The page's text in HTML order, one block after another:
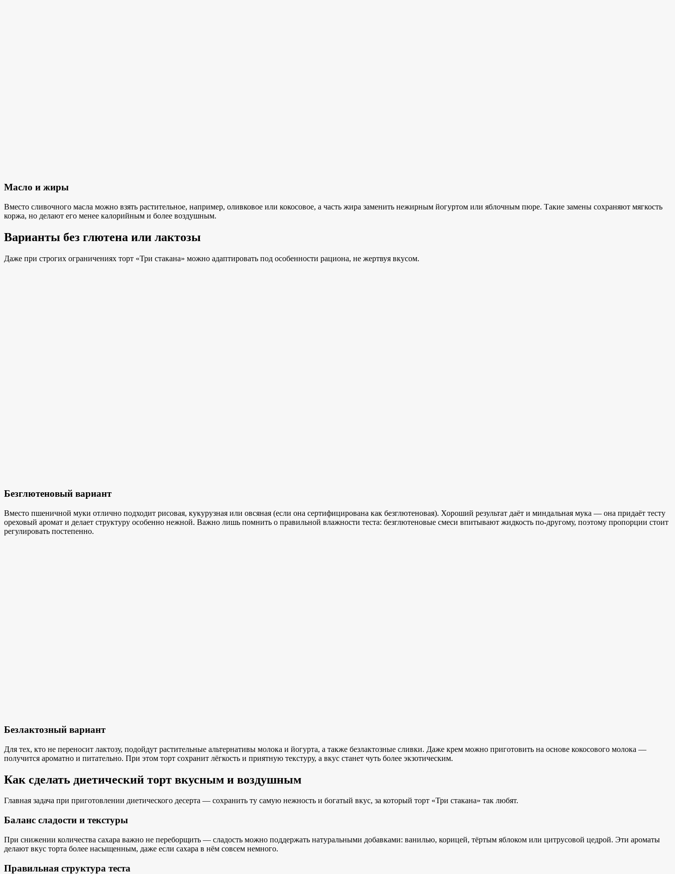
Масло и жиры
Вместо сливочного масла можно взять растительное, например, оливковое или кокосовое, а часть жира заменить нежирным йогуртом или яблочным пюре. Такие замены сохраняют мягкость
коржа, но делают его менее калорийным и более воздушным.
Варианты без глютена или лактозы
Даже при строгих ограничениях торт «Три стакана» можно адаптировать под особенности рациона, не жертвуя вкусом.
Безглютеновый вариант
Вместо пшеничной муки отлично подходит рисовая, кукурузная или овсяная (если она сертифицирована как безглютеновая). Хороший результат даёт и миндальная мука — она придаёт тесту
ореховый аромат и делает структуру особенно нежной. Важно лишь помнить о правильной влажности теста: безглютеновые смеси впитывают жидкость по-другому, поэтому пропорции стоит
регулировать постепенно.
Безлактозный вариант
Для тех, кто не переносит лактозу, подойдут растительные альтернативы молока и йогурта, а также безлактозные сливки. Даже крем можно приготовить на основе кокосового молока —
получится ароматно и питательно. При этом торт сохранит лёгкость и приятную текстуру, а вкус станет чуть более экзотическим.
Как сделать диетический торт вкусным и воздушным
Главная задача при приготовлении диетического десерта — сохранить ту самую нежность и богатый вкус, за который торт «Три стакана» так любят.
Баланс сладости и текстуры
При снижении количества сахара важно не переборщить — сладость можно поддержать натуральными добавками: ванилью, корицей, тёртым яблоком или цитрусовой цедрой. Эти ароматы
делают вкус торта более насыщенным, даже если сахара в нём совсем немного.
Правильная структура теста